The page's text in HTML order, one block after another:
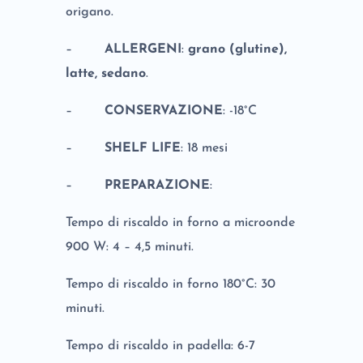
origano.
– ALLERGENI : grano (glutine),
latte, sedano.
– CONSERVAZIONE: -18°C
– SHELF LIFE: 18 mesi
– PREPARAZIONE:
Tempo di riscaldo in forno a microonde
900 W: 4 – 4,5 minuti.
Tempo di riscaldo in forno 180°C: 30
minuti.
Tempo di riscaldo in padella: 6-7